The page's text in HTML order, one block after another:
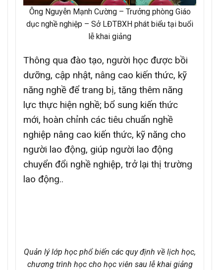
Ông Nguyễn Mạnh Cường – Trưởng phòng Giáo
dục nghề nghiệp – Sở LĐTBXH phát biểu tại buổi
lễ khai giảng
Thông qua đào tạo, người học được bồi
dưỡng, cập nhật, nâng cao kiến thức, kỹ
năng nghề để trang bị, tăng thêm năng
lực thực hiện nghề; bổ sung kiến thức
mới, hoàn chỉnh các tiêu chuẩn nghề
nghiệp nâng cao kiến thức, kỹ năng cho
người lao động, giúp người lao động
chuyển đổi nghề nghiệp, trở lại thị trường
lao động..
Quản lý lớp học phổ biến các quy định về lịch học,
chương trình học cho học viên sau lễ khai giảng